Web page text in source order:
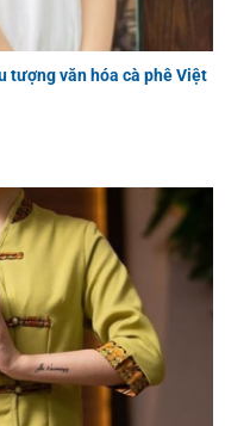
tượng văn hóa cà phê Việt